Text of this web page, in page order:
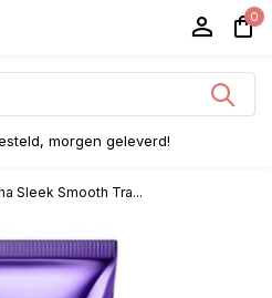
0
morgen geleverd!
Sleek Smooth Tra...